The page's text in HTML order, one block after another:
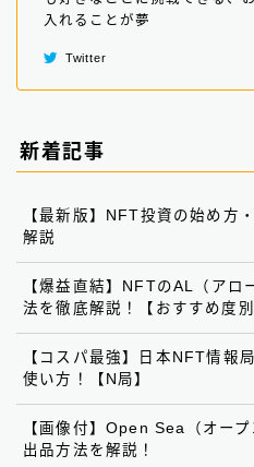
入れることが夢
Twitter
新着記事
【最新版】NFT投資の始め方
解説
【爆益直結】NFTのAL（アロ
法を徹底解説！【おすすめ度別
【コスパ最強】日本NFT情報
使い方！【N局】
【画像付】Open Sea（オー
出品方法を解説！